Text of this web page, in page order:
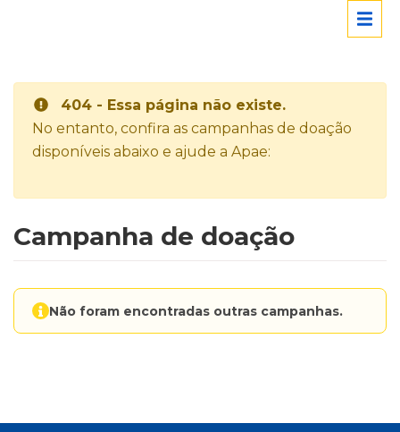
404 - Essa página não existe.
No entanto, confira as campanhas de doação
disponíveis abaixo e ajude a Apae:
Campanha de doação
Não foram encontradas outras campanhas.